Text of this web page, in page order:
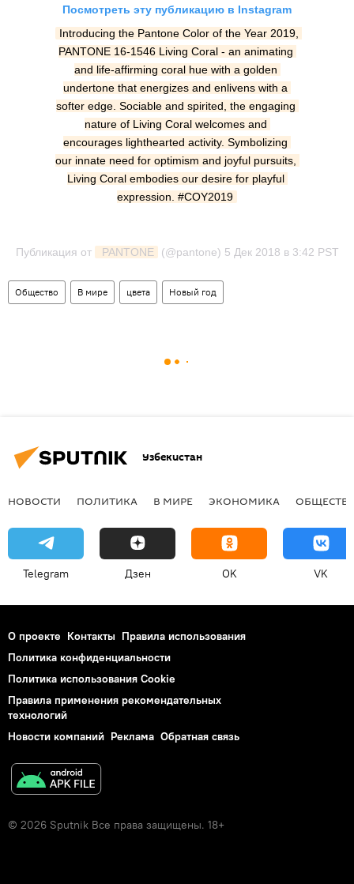
Посмотреть эту публикацию в Instagram
Introducing the Pantone Color of the Year 2019,
PANTONE 16-1546 Living Coral - an animating
and life-affirming coral hue with a golden
undertone that energizes and enlivens with a
softer edge. Sociable and spirited, the engaging
nature of Living Coral welcomes and
encourages lighthearted activity. Symbolizing
our innate need for optimism and joyful pursuits,
Living Coral embodies our desire for playful
expression. #COY2019
Публикация от PANTONE (@pantone) 5 Дек 2018 в 3:42 PST
Общество В мире цвета Новый год
Узбекистан
НОВОСТИ ПОЛИТИКА В МИРЕ ЭКОНОМИКА
Telegram Дзен OK VK
О проекте Контакты Правила использования
Политика конфиденциальности
Политика использования Cookie
Правила применения рекомендательных
технологий
Новости компаний Реклама Обратная связь
© 2026 Sputnik Все права защищены. 18+